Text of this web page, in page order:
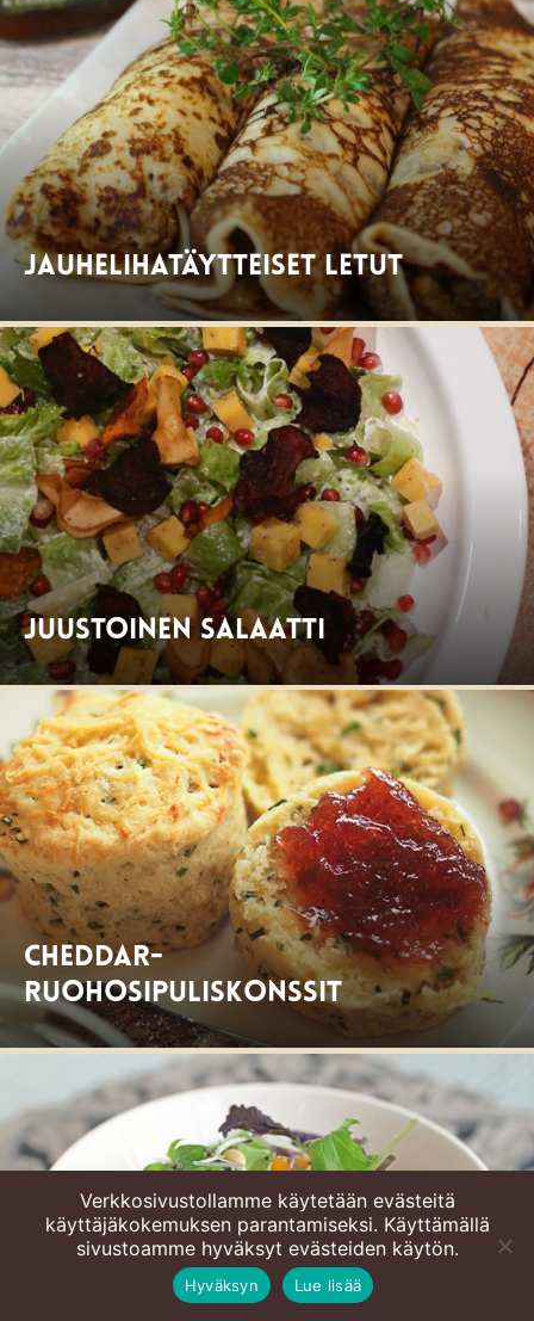
Jauhelihatäytteiset letut
Juustoinen salaatti
Cheddar-
ruohosipuliskonssit
Verkkosivustollamme käytetään evästeitä
käyttäjäkokemuksen parantamiseksi. Käyttämällä
sivustoamme hyväksyt evästeiden käytön.
Hyväksyn Lue lisää